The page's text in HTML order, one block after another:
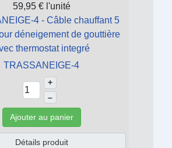
59,95 € l'unité
4 - Câble chauffant 5
déneigement de gouttière
thermostat integré
TRASSANEIGE-4
+
–
Ajouter au panier
Détails produit